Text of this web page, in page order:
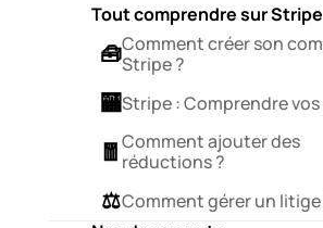
Tout comprendre sur Stripe
🧰Comment créer son
Stripe ?
🏧
🧧Comment ajouter des
réductions ?
⚖️Comment gérer un litige